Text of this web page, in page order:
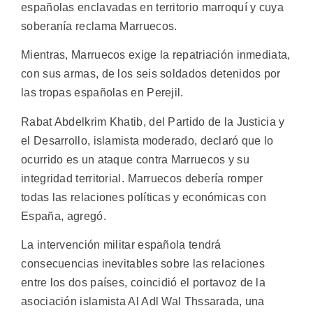
españolas enclavadas en territorio marroquí y cuya
soberanía reclama Marruecos.
Mientras, Marruecos exige la repatriación inmediata,
con sus armas, de los seis soldados detenidos por
las tropas españolas en Perejil.
Rabat Abdelkrim Khatib, del Partido de la Justicia y
el Desarrollo, islamista moderado, declaró que lo
ocurrido es un ataque contra Marruecos y su
integridad territorial. Marruecos debería romper
todas las relaciones políticas y económicas con
España, agregó.
La intervención militar española tendrá
consecuencias inevitables sobre las relaciones
entre los dos países, coincidió el portavoz de la
asociación islamista Al Adl Wal Thssarada, una